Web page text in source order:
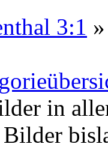
3:1
in